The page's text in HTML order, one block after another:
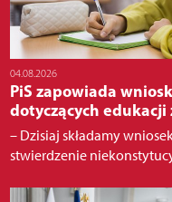
04.08.2026
PiS zapowiada
dotyczących
– Dzisiaj składamy
stwierdzenie